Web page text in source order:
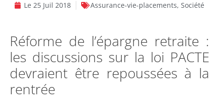
Le 25 Juil 2018 Assurance-vie-placements, Société
Réforme de l’épargne retraite :
les discussions sur la loi PACTE
devraient être repoussées à la
rentrée